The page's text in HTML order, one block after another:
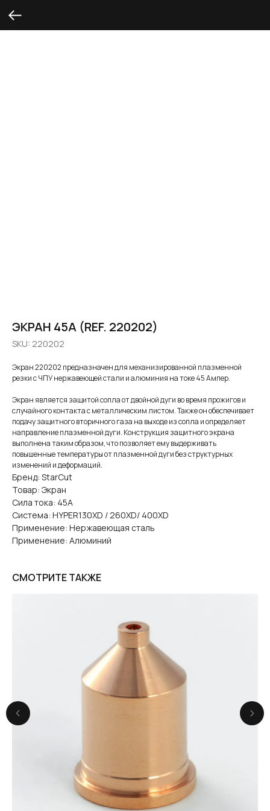
ЭКРАН 45A (REF. 220202)
SKU: 220202
Экран 220202 предназначен для механизированной плазменной
резки с ЧПУ нержавеющей стали и алюминия на токе 45 Ампер.
Экран является защитой сопла от двойной дуги во время прожигов и
случайного контакта с металлическим листом. Также он обеспечивает
подачу защитного вторичного газа на выходе из сопла и определяет
направление плазменной дуги. Конструкция защитного экрана
выполнена таким образом, что позволяет ему выдерживать
повышенные температуры от плазменной дуги без структурных
изменений и деформаций.
Бренд: StarCut
Товар: Экран
Сила тока: 45А
Система: HYPER130XD / 260XD/ 400XD
Применение: Нержавеющая сталь
Применение: Алюминий
СМОТРИТЕ ТАКЖЕ